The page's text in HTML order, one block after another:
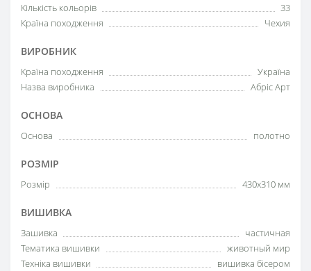
Кількість кольорів
33
Країна походження
Чехия
ВИРОБНИК
Країна походження
Україна
Назва виробника
Абріс Арт
ОСНОВА
Основа полотно
РОЗМІР
Розмір 430x310 мм
ВИШИВКА
Зашивка
частичная
Тематика вишивки
животный мир
Техніка вишивки
вишивка бісером